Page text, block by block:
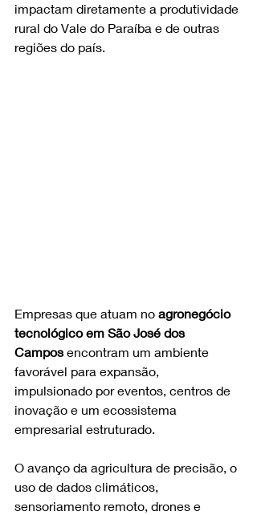
impactam diretamente a produtividade
rural do Vale do Paraíba e de outras
regiões do país.
Empresas que atuam no agronegócio
tecnológico em São José dos
Campos encontram um ambiente
favorável para expansão,
impulsionado por eventos, centros de
inovação e um ecossistema
empresarial estruturado.
O avanço da agricultura de precisão, o
uso de dados climáticos,
sensoriamento remoto, drones e